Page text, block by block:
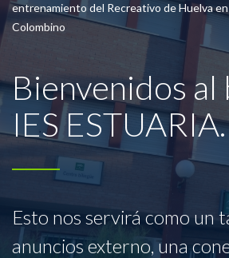
entrenamiento del Recreativo de Huelva
Colombino
Bienvenidos al
IES ESTUARIA.
Esto nos servirá como un
anuncios externo, una